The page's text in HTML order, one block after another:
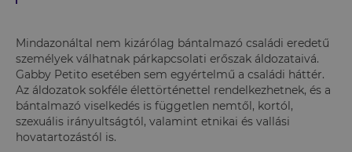
Mindazonáltal nem kizárólag bántalmazó családi eredetű
személyek válhatnak párkapcsolati erőszak áldozataivá.
Gabby Petito esetében sem egyértelmű a családi háttér.
Az áldozatok sokféle élettörténettel rendelkezhetnek, és a
bántalmazó viselkedés is független nemtől, kortól,
szexuális irányultságtól, valamint etnikai és vallási
hovatartozástól is.